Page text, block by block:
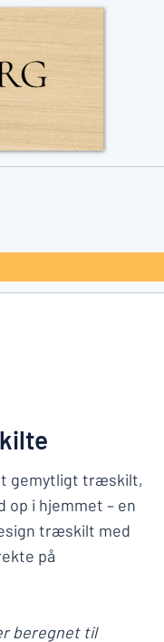
gemytligt træskilt,
i hjemmet – en
træskilt med
på
beregnet til